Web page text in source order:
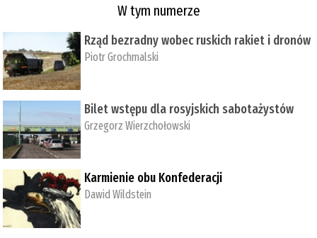
W tym numerze
Rząd bezradny wobec ruskich rakiet i dronów
Piotr Grochmalski
Bilet wstępu dla rosyjskich sabotażystów
Grzegorz Wierzchołowski
Karmienie obu Konfederacji
Dawid Wildstein